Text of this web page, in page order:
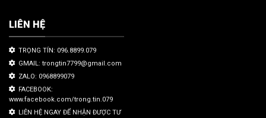
LIÊN HỆ
TRỌNG TÍN: 096.8899.079
GMAIL: trongtin7799@gmail.com
ZALO: 0968899079
FACEBOOK:
www.facebook.com/trong.tin.079
LIÊN HỆ NGAY ĐỂ NHẬN ĐƯỢC TƯ